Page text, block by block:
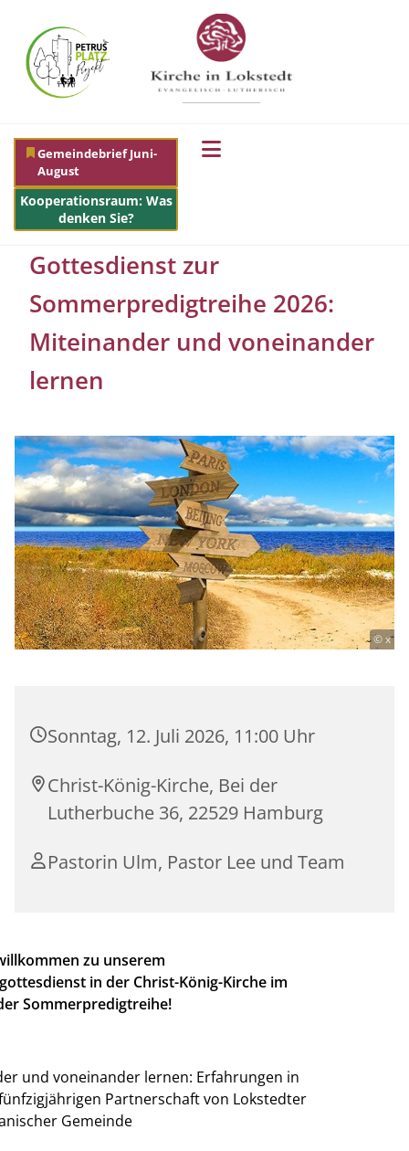
Gemeindebrief Juni-
August
Kooperationsraum: Was
denken Sie?
Gottesdienst zur
Sommerpredigtreihe 2026:
Miteinander und voneinander
lernen
© x
Sonntag, 12. Juli 2026, 11:00 Uhr
Christ-König-Kirche, Bei der
Lutherbuche 36, 22529 Hamburg
Pastorin Ulm, Pastor Lee und Team
zu unserem
in der Christ-König-Kirche im
Sommerpredigtreihe!
und voneinander lernen: Erfahrungen in
Partnerschaft von Lokstedter
Gemeinde